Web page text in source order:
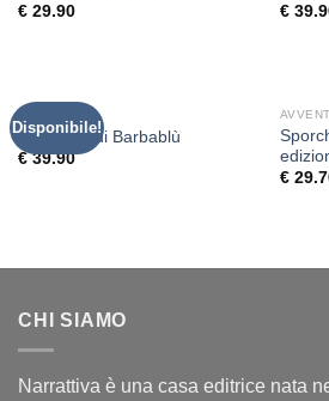
€29.90
€
Disponibile!
CLASSICI
La Sposa di Barbablù
€39.90
€
CHI SIAMO
Narrattiva è una casa editrice nata